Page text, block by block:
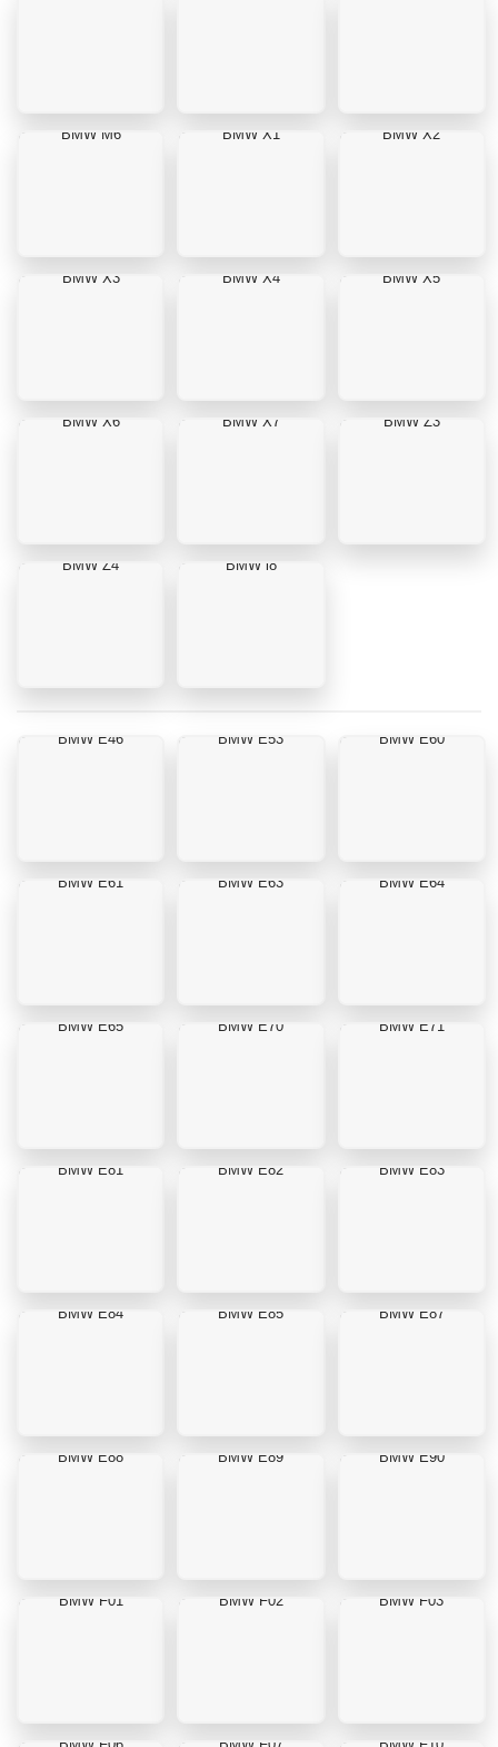
BMW M6 BMW X1 BMW X2
BMW X3 BMW X4 BMW X5
BMW X6 BMW X7 BMW Z3
BMW Z4 BMW i8
BMW E46 BMW E53 BMW E60
BMW E61 BMW E63 BMW E64
BMW E65 BMW E70 BMW E71
BMW E81 BMW E82 BMW E83
BMW E84 BMW E85 BMW E87
BMW E88 BMW E89 BMW E90
BMW F01 BMW F02 BMW F03